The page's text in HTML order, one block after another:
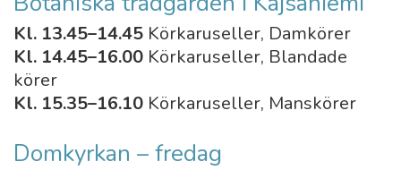
Kl. 13.45–14.45 Körkaruseller, Damkörer
Kl. 14.45–16.00 Körkaruseller, Blandade
körer
Kl. 15.35–16.10 Körkaruseller, Manskörer
Domkyrkan – fredag